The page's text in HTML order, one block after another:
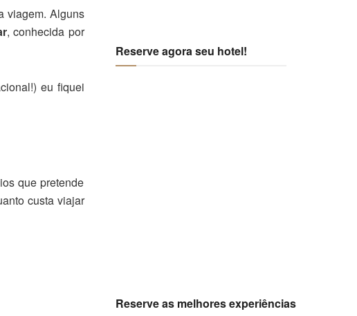
viagem. Alguns
, conhecida por
eu fiquei
que pretende
custa viajar
Reserve agora seu hotel!
Reserve as melhores experiências